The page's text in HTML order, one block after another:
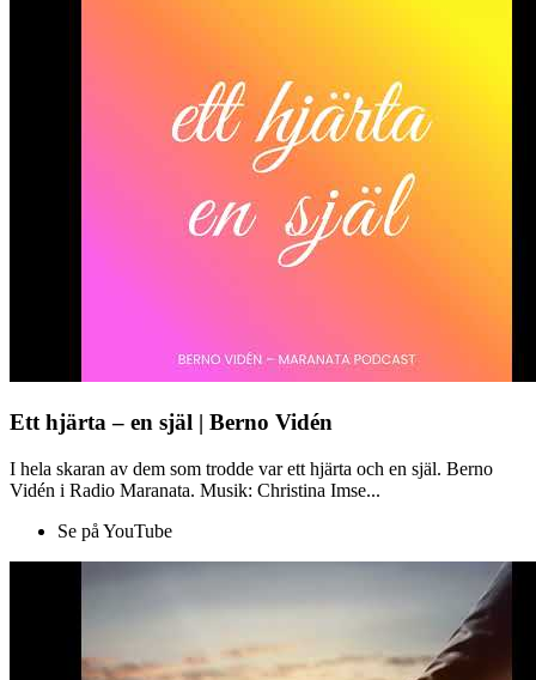
Ett hjärta – en själ | Berno Vidén
I hela skaran av dem som trodde var ett hjärta och en själ. Berno
Vidén i Radio Maranata. Musik: Christina Imse...
Se på YouTube